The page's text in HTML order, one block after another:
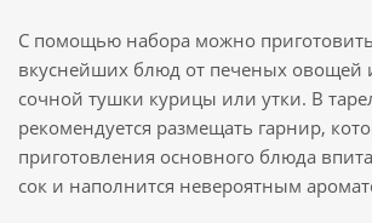
С помощью набора можно
вкуснейших блюд от печеных овощей
сочной тушки курицы или утки. В
рекомендуется размещать гарнир,
приготовления основного блюда
сок и наполнится невероятным